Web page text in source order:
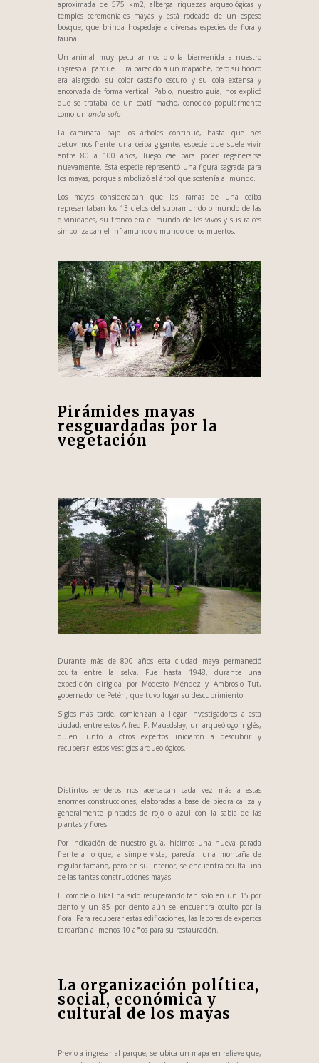
aproximada de 575 km2, alberga riquezas arqueológicas y
templos ceremoniales mayas y está rodeado de un espeso
bosque, que brinda hospedaje a diversas especies de flora y
fauna.
Un animal muy peculiar nos dio la bienvenida a nuestro
ingreso al parque. Era parecido a un mapache, pero su hocico
era alargado, su color castaño oscuro y su cola extensa y
encorvada de forma vertical. Pablo, nuestro guía, nos explicó
que se trataba de un coatí macho, conocido popularmente
como un anda solo.
La caminata bajo los árboles continuó, hasta que nos
detuvimos frente una ceiba gigante, especie que suele vivir
entre 80 a 100 años, luego cae para poder regenerarse
nuevamente. Esta especie representó una figura sagrada para
los mayas, porque simbolizó el árbol que sostenía al mundo.
Los mayas consideraban que las ramas de una ceiba
representaban los 13 cielos del supramundo o mundo de las
divinidades, su tronco era el mundo de los vivos y sus raíces
simbolizaban el inframundo o mundo de los muertos.
Pirámides mayas
resguardadas por la
vegetación
Durante más de 800 años esta ciudad maya permaneció
oculta entre la selva. Fue hasta 1948, durante una
expedición dirigida por Modesto Méndez y Ambrosio Tut,
gobernador de Petén, que tuvo lugar su descubrimiento.
Siglos más tarde, comienzan a llegar investigadores a esta
ciudad, entre estos Alfred P. Mausdslay, un arqueólogo inglés,
quien junto a otros expertos iniciaron a descubrir y
recuperar estos vestigios arqueológicos.
Distintos senderos nos acercaban cada vez más a estas
enormes construcciones, elaboradas a base de piedra caliza y
generalmente pintadas de rojo o azul con la sabia de las
plantas y flores.
Por indicación de nuestro guía, hicimos una nueva parada
frente a lo que, a simple vista, parecía una montaña de
regular tamaño, pero en su interior, se encuentra oculta una
de las tantas construcciones mayas.
El complejo Tikal ha sido recuperando tan solo en un 15 por
ciento y un 85 por ciento aún se encuentra oculto por la
flora. Para recuperar estas edificaciones, las labores de expertos
tardarían al menos 10 años para su restauración.
La organización política,
social, económica y
cultural de los mayas
Previo a ingresar al parque, se ubica un mapa en relieve que,